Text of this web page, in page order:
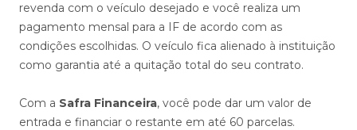
revenda com o veículo desejado e você realiza um
pagamento mensal para a IF de acordo com as
condições escolhidas. O veículo fica alienado à instituição
como garantia até a quitação total do seu contrato.
Com a Safra Financeira, você pode dar um valor de
entrada e financiar o restante em até 60 parcelas.